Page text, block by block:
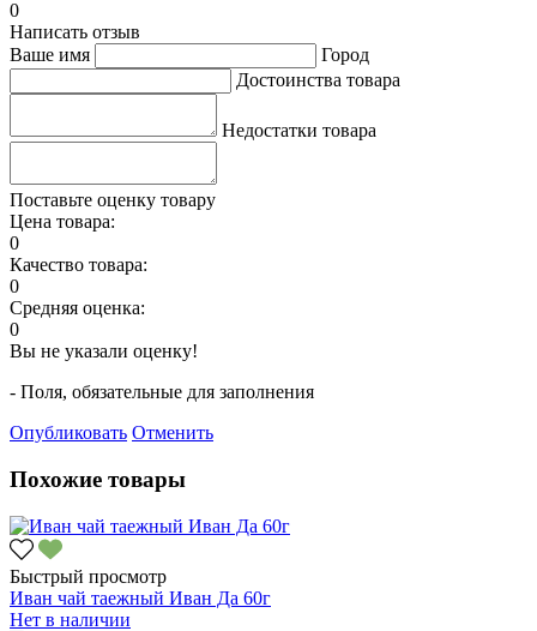
0
Написать отзыв
Ваше имя
Город
Достоинства товара
Недостатки товара
Поставьте оценку товару
Цена товара:
0
Качество товара:
0
Средняя оценка:
0
Вы не указали оценку!
- Поля, обязательные для заполнения
Опубликовать Отменить
Похожие товары
Быстрый просмотр
Иван чай таежный Иван Да 60г
Нет в наличии